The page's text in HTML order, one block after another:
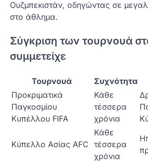
Ουζμπεκιστάν, οδηγώντας σε
στο άθλημα.
Σύγκριση των τουρνουά
συμμετείχε
Τουρνουά Συχνότητα
Προκριματικά
Παγκοσμίου
Κυπέλλου FIFA
Κάθε
τέσσερα
χρόνια
Κύπελλο Ασίας AFC
Κάθε
τέσσερα
χρόνια